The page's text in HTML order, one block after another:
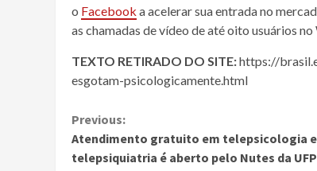
o Facebook a acelerar sua entrada no
as chamadas de vídeo de até oito usuários no
TEXTO RETIRADO DO SITE:https://
esgotam-psicologicamente.html
Continue
Reading
Previous:
Atendimento gratuito em telepsicologia e
telepsiquiatria é aberto pelo Nutes da